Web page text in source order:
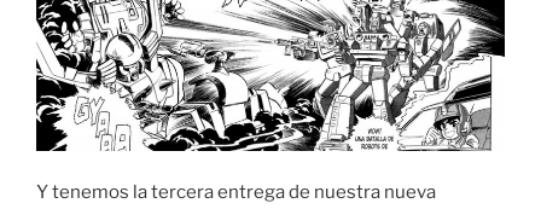
Y tenemos la tercera entrega de nuestra nueva